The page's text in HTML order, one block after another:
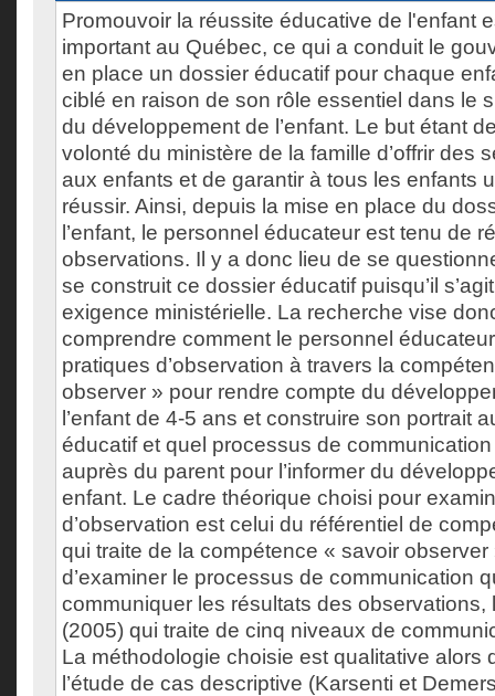
Promouvoir la réussite éducative de l'enfant
important au Québec, ce qui a conduit le
en place un dossier éducatif pour chaque
ciblé en raison de son rôle essentiel dans le
du développement de l’enfant. Le but étant
volonté du ministère de la famille d’offrir des
aux enfants et de garantir à tous les enfants
réussir. Ainsi, depuis la mise en place du
l’enfant, le personnel éducateur est tenu de
observations. Il y a donc lieu de se
se construit ce dossier éducatif puisqu’il
exigence ministérielle. La recherche vise
comprendre comment le personnel
pratiques d’observation à travers la
observer » pour rendre compte du
l’enfant de 4-5 ans et construire son portrait
éducatif et quel processus de
auprès du parent pour l’informer du
enfant. Le cadre théorique choisi pour
d’observation est celui du référentiel de
qui traite de la compétence « savoir observer
d’examiner le processus de communication
communiquer les résultats des observations,
(2005) qui traite de cinq niveaux de
La méthodologie choisie est qualitative alors
l’étude de cas descriptive (Karsenti et